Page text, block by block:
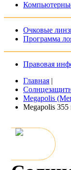
Очковые
Программа
Правовая
Главная |
Megapolis
Megapolis 355